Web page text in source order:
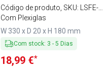
Código de produto, SKU: LSFE-
VIBES1
Com Plexiglas
W 330 x D 20 x H 180 mm
Com stock: 3 -5 Dias
18,99 €*